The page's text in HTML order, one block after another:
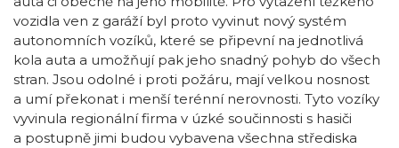
vozidla ven z garáží byl proto vyvinut nový systém
autonomních vozíků, které se připevní na jednotlivá
kola auta a umožňují pak jeho snadný pohyb do všech
stran. Jsou odolné i proti požáru, mají velkou nosnost
a umí překonat i menší terénní nerovnosti. Tyto vozíky
vyvinula regionální firma v úzké součinnosti s hasiči
a postupně jimi budou vybavena všechna střediska